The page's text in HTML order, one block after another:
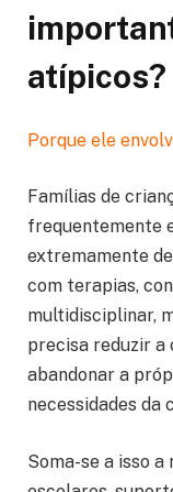
atípicos?
Porque ele
Famílias de
frequentemente
extremamente
com terapias,
multidisciplinar,
precisa reduzir a
abandonar a
necessidades da
Soma-se a isso a